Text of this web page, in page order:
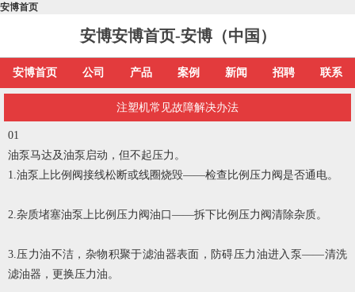
安博首页
安博安博首页-安博（中国）
安博首页 公司 产品 案例 新闻 招聘 联系
注塑机常见故障解决办法
01
油泵马达及油泵启动，但不起压力。
1.油泵上比例阀接线松断或线圈烧毁——检查比例压力阀是否通电。
2.杂质堵塞油泵上比例压力阀油口——拆下比例压力阀清除杂质。
3.压力油不洁，杂物积聚于滤油器表面，防碍压力油进入泵——清洗
滤油器，更换压力油。